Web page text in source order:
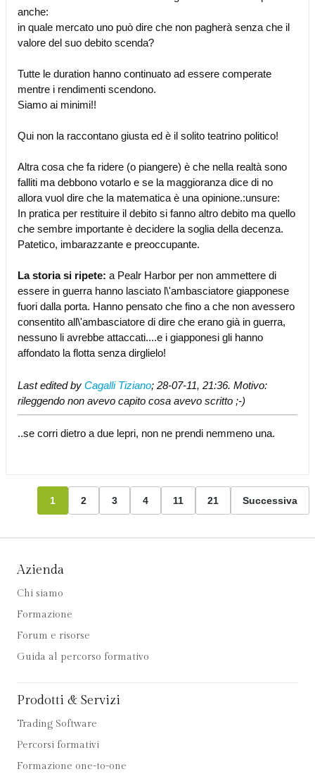
anche:
in quale mercato uno può dire che non pagherà senza che il
valore del suo debito scenda?
Tutte le duration hanno continuato ad essere comperate
mentre i rendimenti scendono.
Siamo ai minimi!!
Qui non la raccontano giusta ed è il solito teatrino politico!
Altra cosa che fa ridere (o piangere) è che nella realtà sono
falliti ma debbono votarlo e se la maggioranza dice di no
allora vuol dire che la matematica è una opinione.:unsure:
In pratica per restituire il debito si fanno altro debito ma quello
che sembre importante è decidere la soglia della decenza.
Patetico, imbarazzante e preoccupante.
La storia si ripete: a Pealr Harbor per non ammettere di
essere in guerra hanno lasciato l\'ambasciatore giapponese
fuori dalla porta. Hanno pensato che fino a che non avessero
consentito all\'ambasciatore di dire che erano già in guerra,
nessuno li avrebbe attaccati....e i giapponesi gli hanno
affondato la flotta senza dirglielo!
Last edited by Cagalli Tiziano; 28-07-11, 21:36. Motivo:
rileggendo non avevo capito cosa avevo scritto ;-)
..se corri dietro a due lepri, non ne prendi nemmeno una.
1 2 3 4 11 21 Successiva
Azienda
Chi siamo
Formazione
Forum e risorse
Guida al percorso formativo
Prodotti & Servizi
Trading Software
Percorsi formativi
Formazione one-to-one